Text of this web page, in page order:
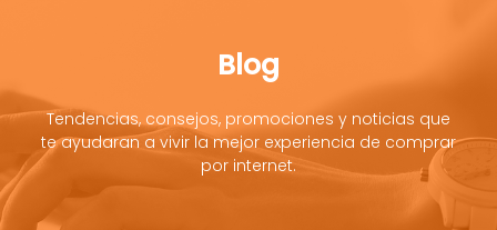
Blog
Tendencias, consejos, promociones y noticias que
te ayudaran a vivir la mejor experiencia de comprar
por internet.